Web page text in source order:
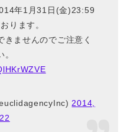
年1月31日(金)23:59
ります。
ませんのでご注意く
。
2014,